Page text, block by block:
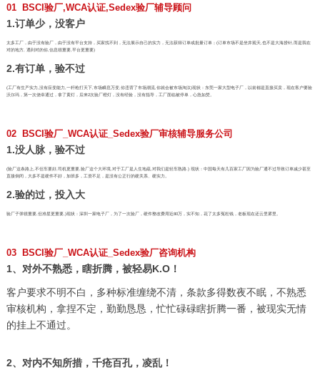
01 BSCI验厂,WCA认证,Sedex验厂辅导顾问
1.订单少，没客户
太多工厂，由于没有验厂，由于没有平台支持，买家找不到，无法展示自己的实力，无法获得订单或批量订单；(订单市场不是坐井观天,也不是大海捞针,而是我在
对的地方, 遇到对的你,信息很重要,平台更重要)
2.有订单，验不过
(工厂有生产实力,没有应变能力,一杆枪打天下,市场瞬息万变,你违背了市场潮流,你就会被市场淘汰)现状：东莞一家大型电子厂，以前都是直接买卖，现在客户要验
沃尔玛，第一次侥幸通过，拿了黄灯，后来2次验厂橙灯，没有经验，没有指导，工厂面临被停单，心急如焚。
02 BSCI验厂_WCA认证_Sedex验厂审核辅导服务公司
1.没人脉，验不过
(验厂这条路上,不但车要好,司机更重要,验厂这个大环境,对于工厂是人生地疏,对我们是轻车熟路.) 现状：中国每天有几百家工厂因为验厂通不过导致订单减少甚至
直接倒闭，大多不是硬件不好，加班多，工资不足，是没有公正行的硬关系、硬实力。
2.验的过，投入大
验厂子弹很重要,但准星更重要,)现状：深圳一家电子厂，为了一次验厂，硬件整改费用近80万，实不知，花了太多冤枉钱，老板现在还云里雾里。
03 BSCI验厂_WCA认证_Sedex验厂咨询机构
1、对外不熟悉，瞎折腾，被轻易K.O！
客户要求不明不白，多种标准缠绕不清，条款多得数夜不眠，不熟悉
审核机构，拿捏不定，勤勤恳恳，忙忙碌碌瞎折腾一番，被现实无情
的挂上不通过。
2、对内不知所措，千疮百孔，凌乱！